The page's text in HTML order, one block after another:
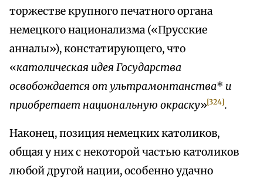
торжестве крупного печатного органа
немецкого национализма («Прусские
анналы»), констатирующего, что
«католическая идея Государства
освобождается от ультрамонтанства* и
приобретает национальную окраску»[324].
Наконец, позиция немецких католиков,
общая у них с некоторой частью католиков
любой другой нации, особенно удачно